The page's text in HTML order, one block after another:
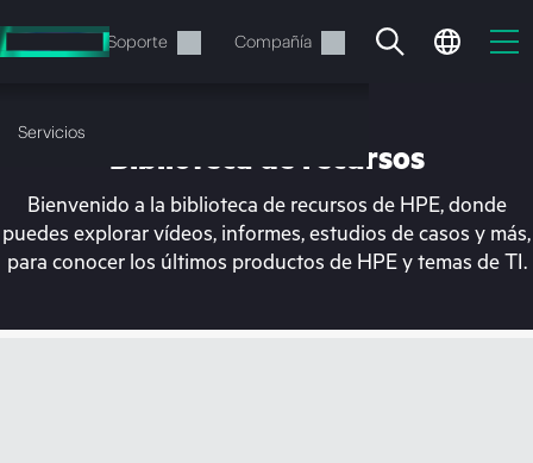
al
contenido
Soporte Compañía
Servicios
En estos momentos, tu
Biblioteca de recursos
Bienvenido a la biblioteca de recursos de HPE, donde
puedes explorar vídeos, informes, estudios de casos y más,
para conocer los últimos productos de HPE y temas de TI.